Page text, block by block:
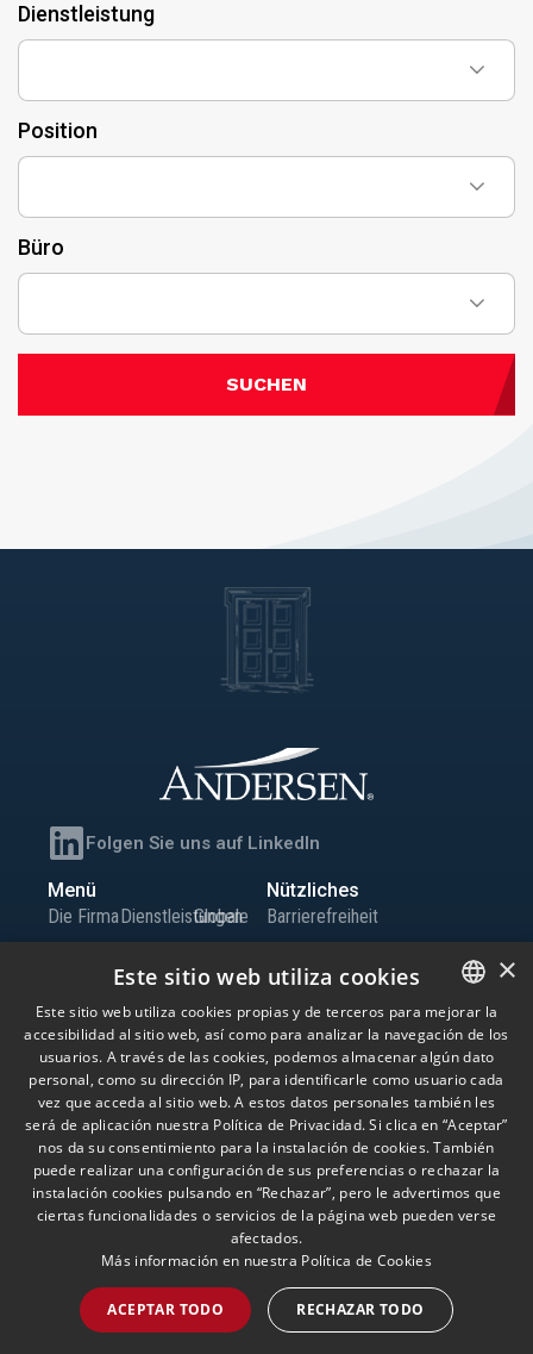
Dienstleistung
Position
Büro
SUCHEN
Folgen Sie uns auf LinkedIn
Menü
Die Firma
Team
Dienstleistungen
Büros
Iberia
Globale
Niederlassungen
Globale
Präsenz
Karriere
Kontakt
Nützliches
Barrierefreiheit
Sitemap
Informationskanal
© Andersen Tax LLC, Andersen Tax & Legal, S.L.P. und Andersen Tax & Legal
Iberia, S.L.P. Andersen Tax & Legal, S.L.P. und Andersen Tax & Legal Iberia, S.L.P.
sind die spanischen Mitgliedsfirmen von Andersen Global, einer Schweizer
Vereinigung von Mitgliedsfirmen, die unabhängige juristische Personen mit Sitz
in verschiedenen Ländern weltweit sind und Dienstleistungen unter ihrem
eigenen Namen oder unter den Marken „Andersen Tax” oder „Andersen Tax &
Legal” erbringen. Andersen Global erbringt keine Dienstleistungen und
übernimmt keine Verantwortung für die Handlungen anderer Mitgliedsfirmen,
die ebenfalls keine Verantwortung für Handlungen von Andersen Global
Nutzungsbedingungen. Bitte lesen Sie die Nutzungsbedingungen, bevor Sie
diese Website nutzen.
Rechtliche Hinweise Datenschutzerklärung
Cookie-Richtlinie
SPANISH
ENGLISH
PORTUGUESE
×
Este sitio web utiliza cookies
Este sitio web utiliza cookies propias y de terceros para mejorar la
accesibilidad al sitio web, así como para analizar la navegación de los
usuarios. A través de las cookies, podemos almacenar algún dato
personal, como su dirección IP, para identificarle como usuario cada
vez que acceda al sitio web. A estos datos personales también les
será de aplicación nuestra Política de Privacidad. Si clica en “Aceptar”
nos da su consentimiento para la instalación de cookies. También
puede realizar una configuración de sus preferencias o rechazar la
instalación cookies pulsando en “Rechazar”, pero le advertimos que
ciertas funcionalidades o servicios de la página web pueden verse
afectados.
Más información en nuestra Política de Cookies
ACEPTAR TODO RECHAZAR TODO